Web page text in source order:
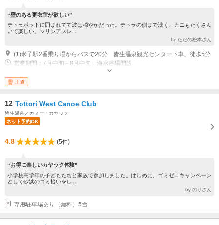
“壁のある更衣室が欲しい”
テトラポットに囲まれてて波は穏やかだった。テトラの側まで浅く、カニもたくさん
いて楽しい。マリンアスレ...
by ただの松本さん
(1)米子駅2番乗り場からバスで20分 皆生温泉観光センター下車、徒歩5分
営業期間：7月中旬～8月中旬 海水浴場開設
王道
12 Tottori West Canoe Club
皆生温泉／カヌー・カヤック
ネット予約OK
4.8 (5件)
“お得に楽しいカヤック体験”
小学校高学年の子どもたちと家族で参加しました。はじめに、ゴミゼロキャンペーン
として砂浜のゴミ拾いをし...
by のりさん
専用駐車場あり（無料）5台